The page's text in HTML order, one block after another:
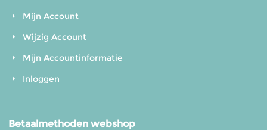
Mijn Account
Wijzig Account
Mijn Accountinformatie
Inloggen
Betaalmethoden webshop